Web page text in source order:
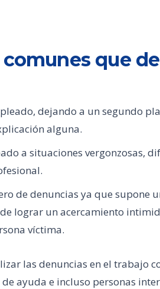
que
dejando a un segundo
alguna.
a situaciones vergonzosas,
de denuncias ya que supone
lograr un acercamiento
víctima.
las denuncias en el trabajo
ayuda e incluso personas